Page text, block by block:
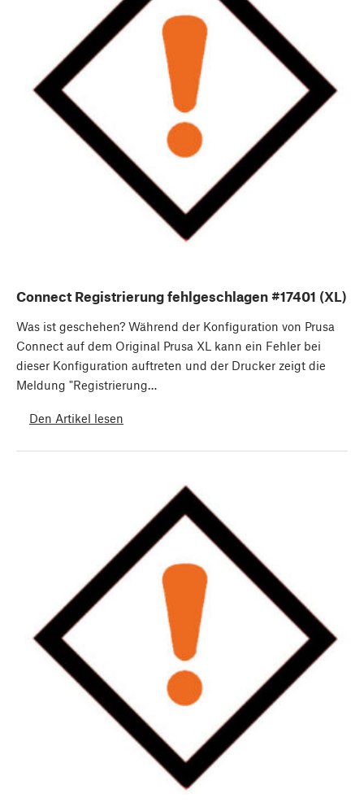
Connect Registrierung fehlgeschlagen #17401 (XL)
Was ist geschehen? Während der Konfiguration von Prusa
Connect auf dem Original Prusa XL kann ein Fehler bei
dieser Konfiguration auftreten und der Drucker zeigt die
Meldung "Registrierung…
Den Artikel lesen